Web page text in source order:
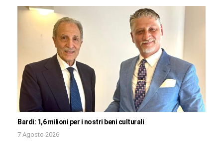
Bardi: 1,6 milioni per i nostri beni culturali
7 Agosto 2026